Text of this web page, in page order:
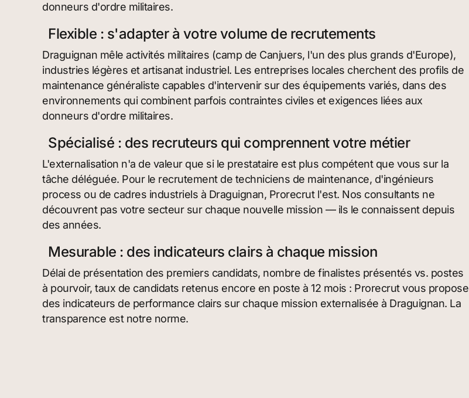
donneurs d'ordre militaires.
Flexible : s'adapter à votre volume de recrutements
Draguignan mêle activités militaires (camp de Canjuers, l'un des plus grands d'Europe),
industries légères et artisanat industriel. Les entreprises locales cherchent des profils de
maintenance généraliste capables d'intervenir sur des équipements variés, dans des
environnements qui combinent parfois contraintes civiles et exigences liées aux
donneurs d'ordre militaires.
Spécialisé : des recruteurs qui comprennent votre métier
L'externalisation n'a de valeur que si le prestataire est plus compétent que vous sur la
tâche déléguée. Pour le recrutement de techniciens de maintenance, d'ingénieurs
process ou de cadres industriels à Draguignan, Prorecrut l'est. Nos consultants ne
découvrent pas votre secteur sur chaque nouvelle mission — ils le connaissent depuis
des années.
Mesurable : des indicateurs clairs à chaque mission
Délai de présentation des premiers candidats, nombre de finalistes présentés vs. postes
à pourvoir, taux de candidats retenus encore en poste à 12 mois : Prorecrut vous propose
des indicateurs de performance clairs sur chaque mission externalisée à Draguignan. La
transparence est notre norme.